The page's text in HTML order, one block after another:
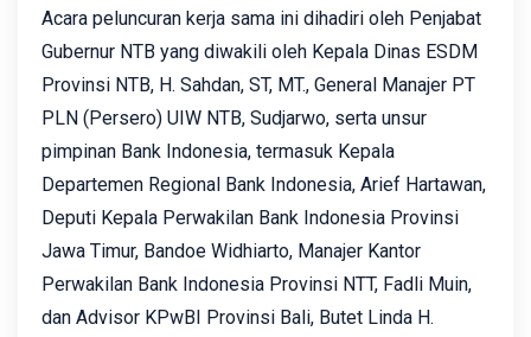
Acara peluncuran kerja sama ini dihadiri oleh Penjabat
Gubernur NTB yang diwakili oleh Kepala Dinas ESDM
Provinsi NTB, H. Sahdan, ST, MT., General Manajer PT
PLN (Persero) UIW NTB, Sudjarwo, serta unsur
pimpinan Bank Indonesia, termasuk Kepala
Departemen Regional Bank Indonesia, Arief Hartawan,
Deputi Kepala Perwakilan Bank Indonesia Provinsi
Jawa Timur, Bandoe Widhiarto, Manajer Kantor
Perwakilan Bank Indonesia Provinsi NTT, Fadli Muin,
dan Advisor KPwBI Provinsi Bali, Butet Linda H.